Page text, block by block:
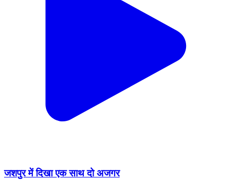
जशपुर में दिखा एक साथ दो अजगर